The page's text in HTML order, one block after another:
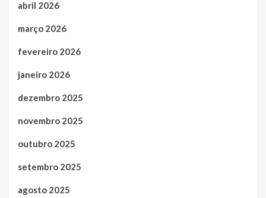
abril 2026
março 2026
fevereiro 2026
janeiro 2026
dezembro 2025
novembro 2025
outubro 2025
setembro 2025
agosto 2025